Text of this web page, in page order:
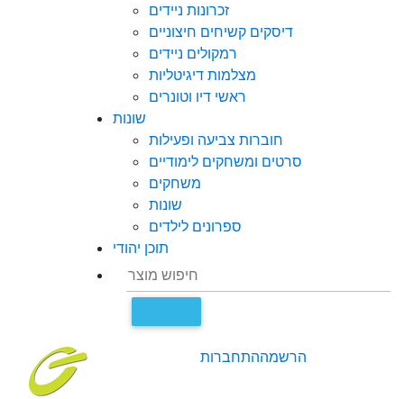
זכרונות ניידים
דיסקים קשיחים חיצוניים
רמקולים ניידים
מצלמות דיגיטליות
ראשי דיו וטונרים
שונות
חוברות צביעה ופעילות
סרטים ומשחקים לימודיים
משחקים
שונות
ספרונים לילדים
תוכן יהודי
התחברותהרשמה